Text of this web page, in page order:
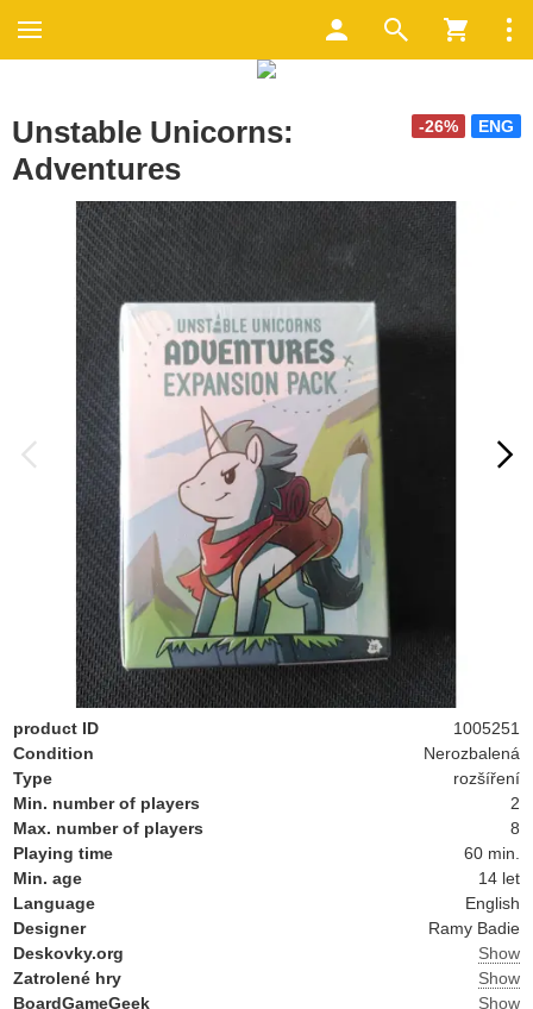
ENG
-26%
Unstable Unicorns:
Adventures
product ID
1005251
Condition
Nerozbalená
Type
rozšíření
Min. number of players
2
Max. number of players
8
Playing time
60 min.
Min. age
14 let
Language
English
Designer
Ramy Badie
Deskovky.org
Show
Zatrolené hry
Show
BoardGameGeek
Show